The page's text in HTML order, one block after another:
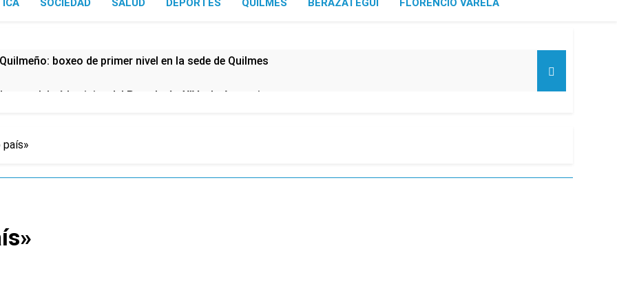
SOCIEDAD SALUD DEPORTES QUILMES BERAZATEGUI FLORENCIO VARELA
boxeo de primer nivel en la sede de Quilmes
celebró la visita del Papa León XIV a la Argentina
los disturbios frente al Congreso y calificó a los responsables como «delincuentes anarquistas»
la Cerveza: los tres secretos para servirla correctamente